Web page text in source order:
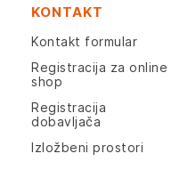
KONTAKT
Kontakt formular
Registracija za online
shop
Registracija
dobavljača
Izložbeni prostori